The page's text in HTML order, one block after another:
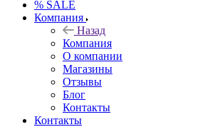
% SALE
Компания
Назад
Компания
О компании
Магазины
Отзывы
Блог
Контакты
Контакты